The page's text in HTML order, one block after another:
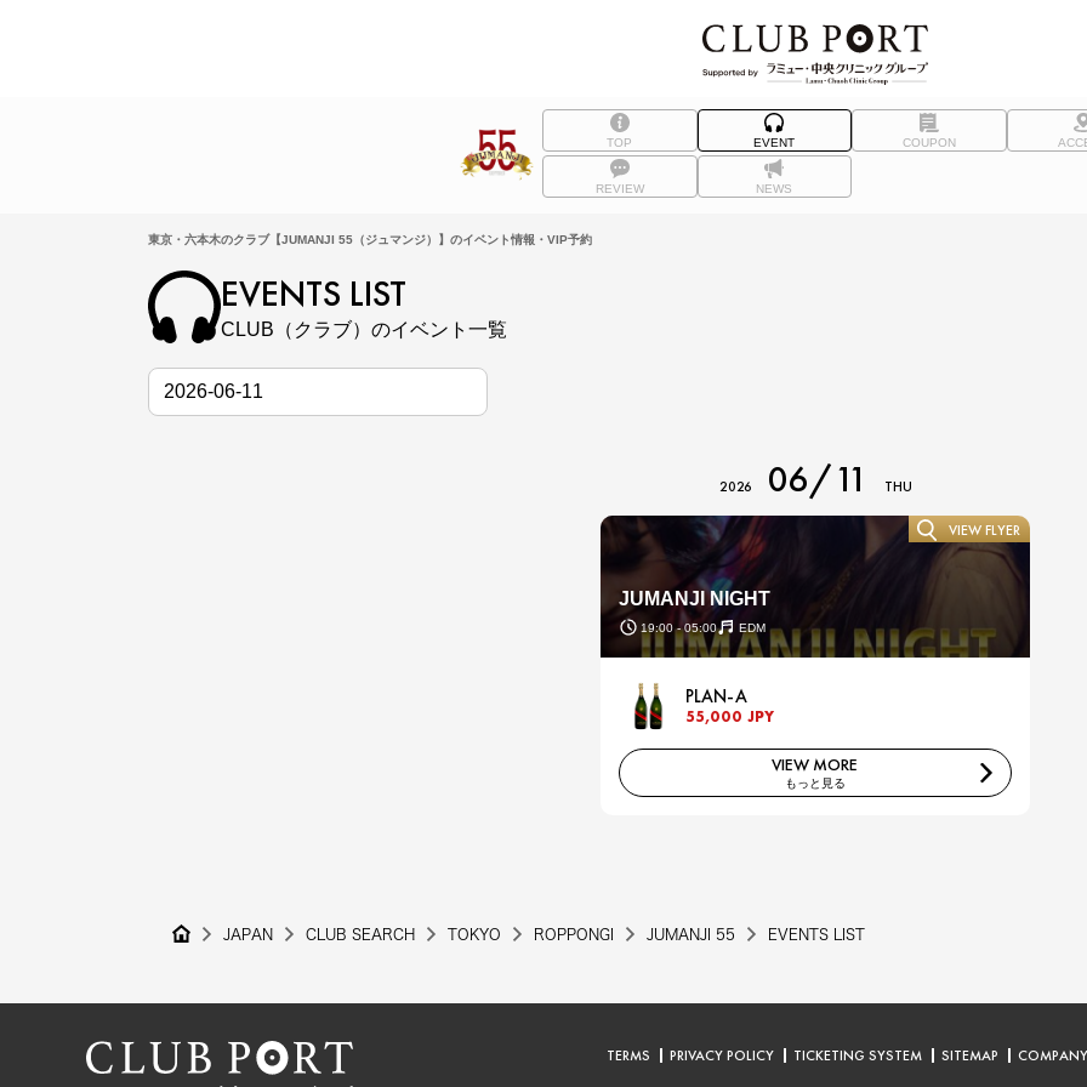
TOP EVENT COUPON
REVIEW NEWS
東京・六本木のクラブ【JUMANJI 55（ジュマンジ）】のイベント情報・VIP予約
EVENTS LIST
CLUB（クラブ）のイベント一覧
2026 06/11 THU
JUMANJI NIGHT
19:00 - 05:00 EDM
VIEW FLYER
PLAN-A
55,000 JPY
VIEW MORE
もっと見る
JAPAN CLUB SEARCH TOKYO ROPPONGI JUMANJI 55 EVENTS LIST
TERMS PRIVACY POLICY TICKETING SYSTEM SITEMAP COMPANY